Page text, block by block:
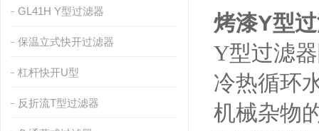
GL41H Y型过滤器
保温立式快开过滤器
杠杆快开U型
反折流T型过滤器
烤漆Y型
Y型过滤
冷热循环
机械杂物